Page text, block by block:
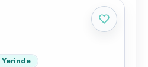
Yerinde